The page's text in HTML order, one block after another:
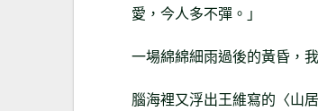
愛，今人多不彈。」
一場綿綿細雨過後的黃昏，
腦海裡又浮出王維寫的〈山